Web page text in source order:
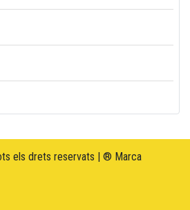
els drets reservats | ® Marca